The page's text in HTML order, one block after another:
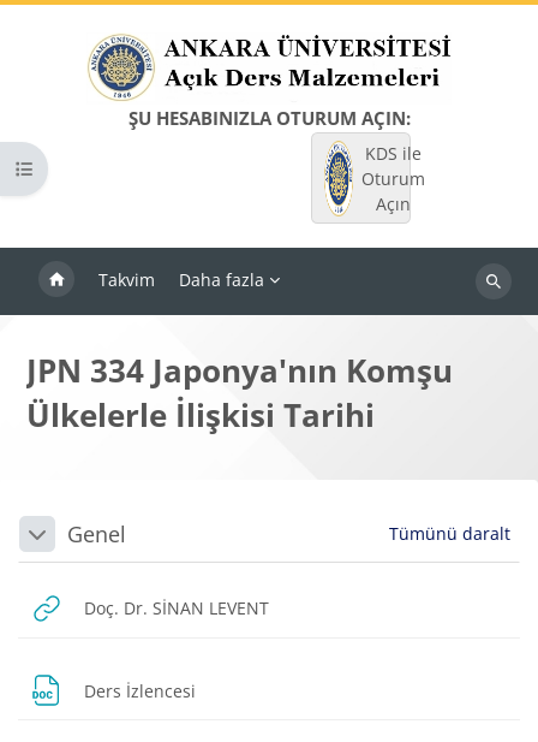
ŞU HESABINIZLA OTURUM AÇIN:
KDS ile
Oturum
Açın
Takvim Daha fazla
Dersleri
Kurs dizinini aç
JPN 334 Japonya'nın Komşu
Ülkelerle İlişkisi Tarihi
Bloklar
Bölüm anahatları
DaraltGenel Tümünü daralt
Doç. Dr. SİNAN LEVENTURL
Ders İzlencesi